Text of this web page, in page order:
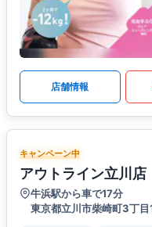
店舗情報
キャンペーン中
アウトライン立川店
牛浜駅から車で17分
東京都立川市柴崎町3丁